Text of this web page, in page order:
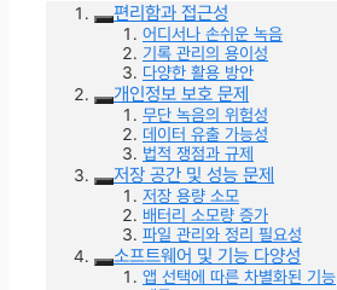
편리함과 접근성
어디서나 손쉬운 녹음
기록 관리의 용이성
다양한 활용 방안
개인정보 보호 문제
무단 녹음의 위험성
데이터 유출 가능성
법적 쟁점과 규제
저장 공간 및 성능 문제
저장 용량 소모
배터리 소모량 증가
파일 관리와 정리 필요성
소프트웨어 및 기능 다양성
앱 선택에 따른 차별화된 기능